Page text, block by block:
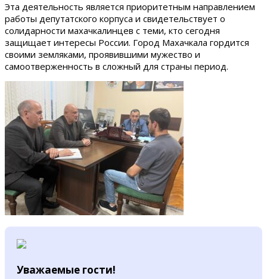
Эта деятельность является приоритетным направлением
работы депутатского корпуса и свидетельствует о
солидарности махачкалинцев с теми, кто сегодня
защищает интересы России. Город Махачкала гордится
своими земляками, проявившими мужество и
самоотверженность в сложный для страны период.
Уважаемые гости!